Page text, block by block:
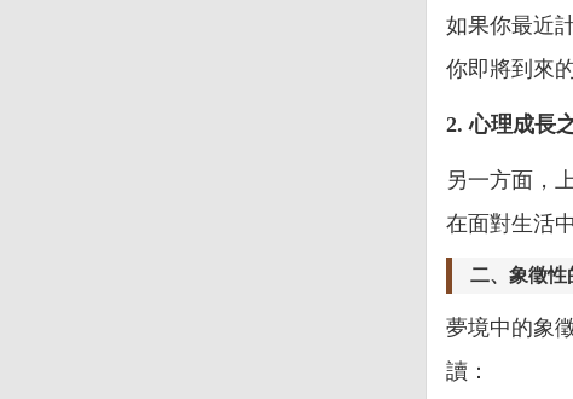
如果你最近
你即將到來
2. 心理成長
另一方面，
在面對生活
二、象徵性
夢境中的象
讀：